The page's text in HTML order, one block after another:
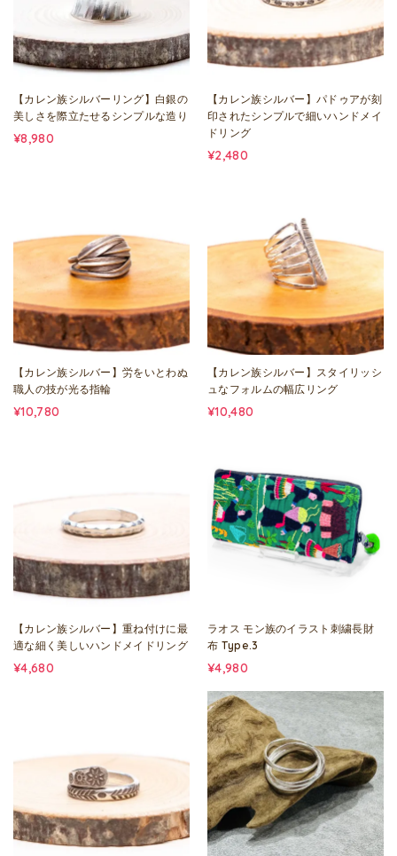
【カレン族シルバーリング】白銀の
美しさを際立たせるシンプルな造り
¥8,980
【カレン族シルバー】パドゥアが刻
印されたシンプルで細いハンドメイ
ドリング
¥2,480
【カレン族シルバー】労をいとわぬ
職人の技が光る指輪
¥10,780
【カレン族シルバー】スタイリッシ
ュなフォルムの幅広リング
¥10,480
【カレン族シルバー】重ね付けに最
適な細く美しいハンドメイドリング
¥4,680
ラオス モン族のイラスト刺繍長財
布 Type.3
¥4,980